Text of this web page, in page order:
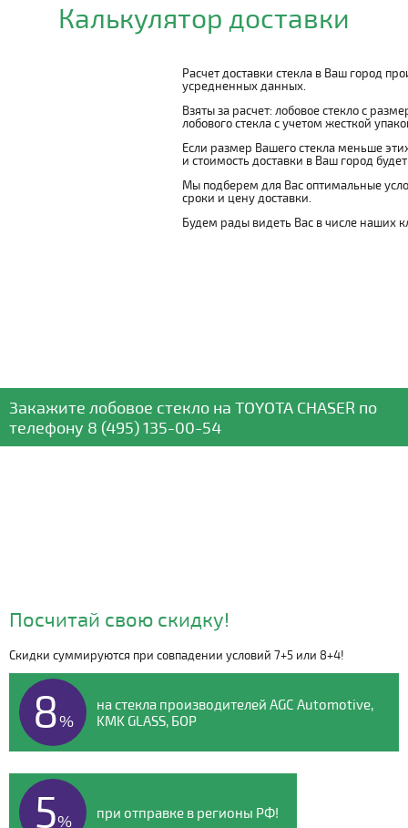
Калькулятор доставки
Расчет доставки стекла в Ваш город
усредненных данных.
Взяты за расчет: лобовое стекло с
лобового стекла с учетом жесткой
Если размер Вашего стекла меньше
и стоимость доставки в Ваш город
Мы подберем для Вас оптимальные
сроки и цену доставки.
Будем рады видеть Вас в числе наших
Закажите лобовое стекло на TOYOTA CHASER по
телефону 8 (495) 135-00-54
Видео о компании
Посчитай свою скидку!
Скидки суммируются при совпадении условий 7+5 или 8+4!
8%
на стекла производителей AGC Automotive,
KMK GLASS, БОР
5% при отправке в регионы РФ!